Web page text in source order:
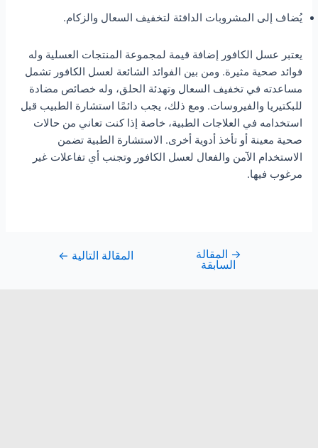
يُضاف إلى المشروبات الدافئة لتخفيف السعال والزكام.
يعتبر عسل الكافور إضافة قيمة لمجموعة المنتجات العسلية وله
فوائد صحية مثيرة. ومن بين الفوائد الشائعة لعسل الكافور تشمل
مساعدته في تخفيف السعال وتهدئة الحلق، وله خصائص مضادة
للبكتيريا والفيروسات. ومع ذلك، يجب دائمًا استشارة الطبيب قبل
استخدامه في العلاجات الطبية، خاصة إذا كنت تعاني من حالات
صحية معينة أو تأخذ أدوية أخرى. الاستشارة الطبية تضمن
الاستخدام الآمن والفعال لعسل الكافور وتجنب أي تفاعلات غير
مرغوب فيها.
→ المقالة
السابقة
المقالة التالية ←